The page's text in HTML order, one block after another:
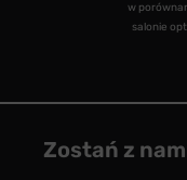
w
salonie
Zostań z